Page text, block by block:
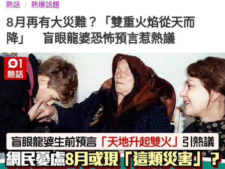
熱話 熱爆話題
8月再有大災難？「雙重火焰從天而
降」 盲眼龍婆恐怖預言惹熱議